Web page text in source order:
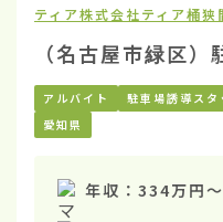
ティア株式会社ティア桶狭
（名古屋市緑区
アルバイト
駐車場誘導スタ
愛知県
年収： 334万円〜